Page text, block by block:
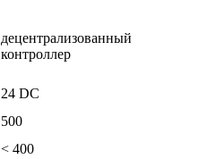
децентрализованный
контроллер
24 DC
500
< 400